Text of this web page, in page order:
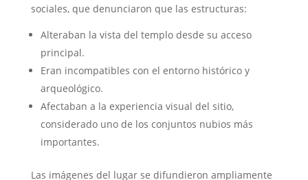
sociales, que denunciaron que las estructuras:
Alteraban la vista del templo desde su acceso
principal.
Eran incompatibles con el entorno histórico y
arqueológico.
Afectaban a la experiencia visual del sitio,
considerado uno de los conjuntos nubios más
importantes.
Las imágenes del lugar se difundieron ampliamente